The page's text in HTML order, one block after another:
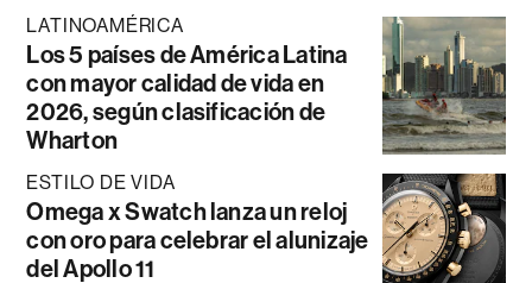
LATINOAMÉRICA
Los 5 países de América Latina
con mayor calidad de vida en
2026, según clasificación de
Wharton
ESTILO DE VIDA
Omega x Swatch lanza un reloj
con oro para celebrar el alunizaje
del Apollo 11